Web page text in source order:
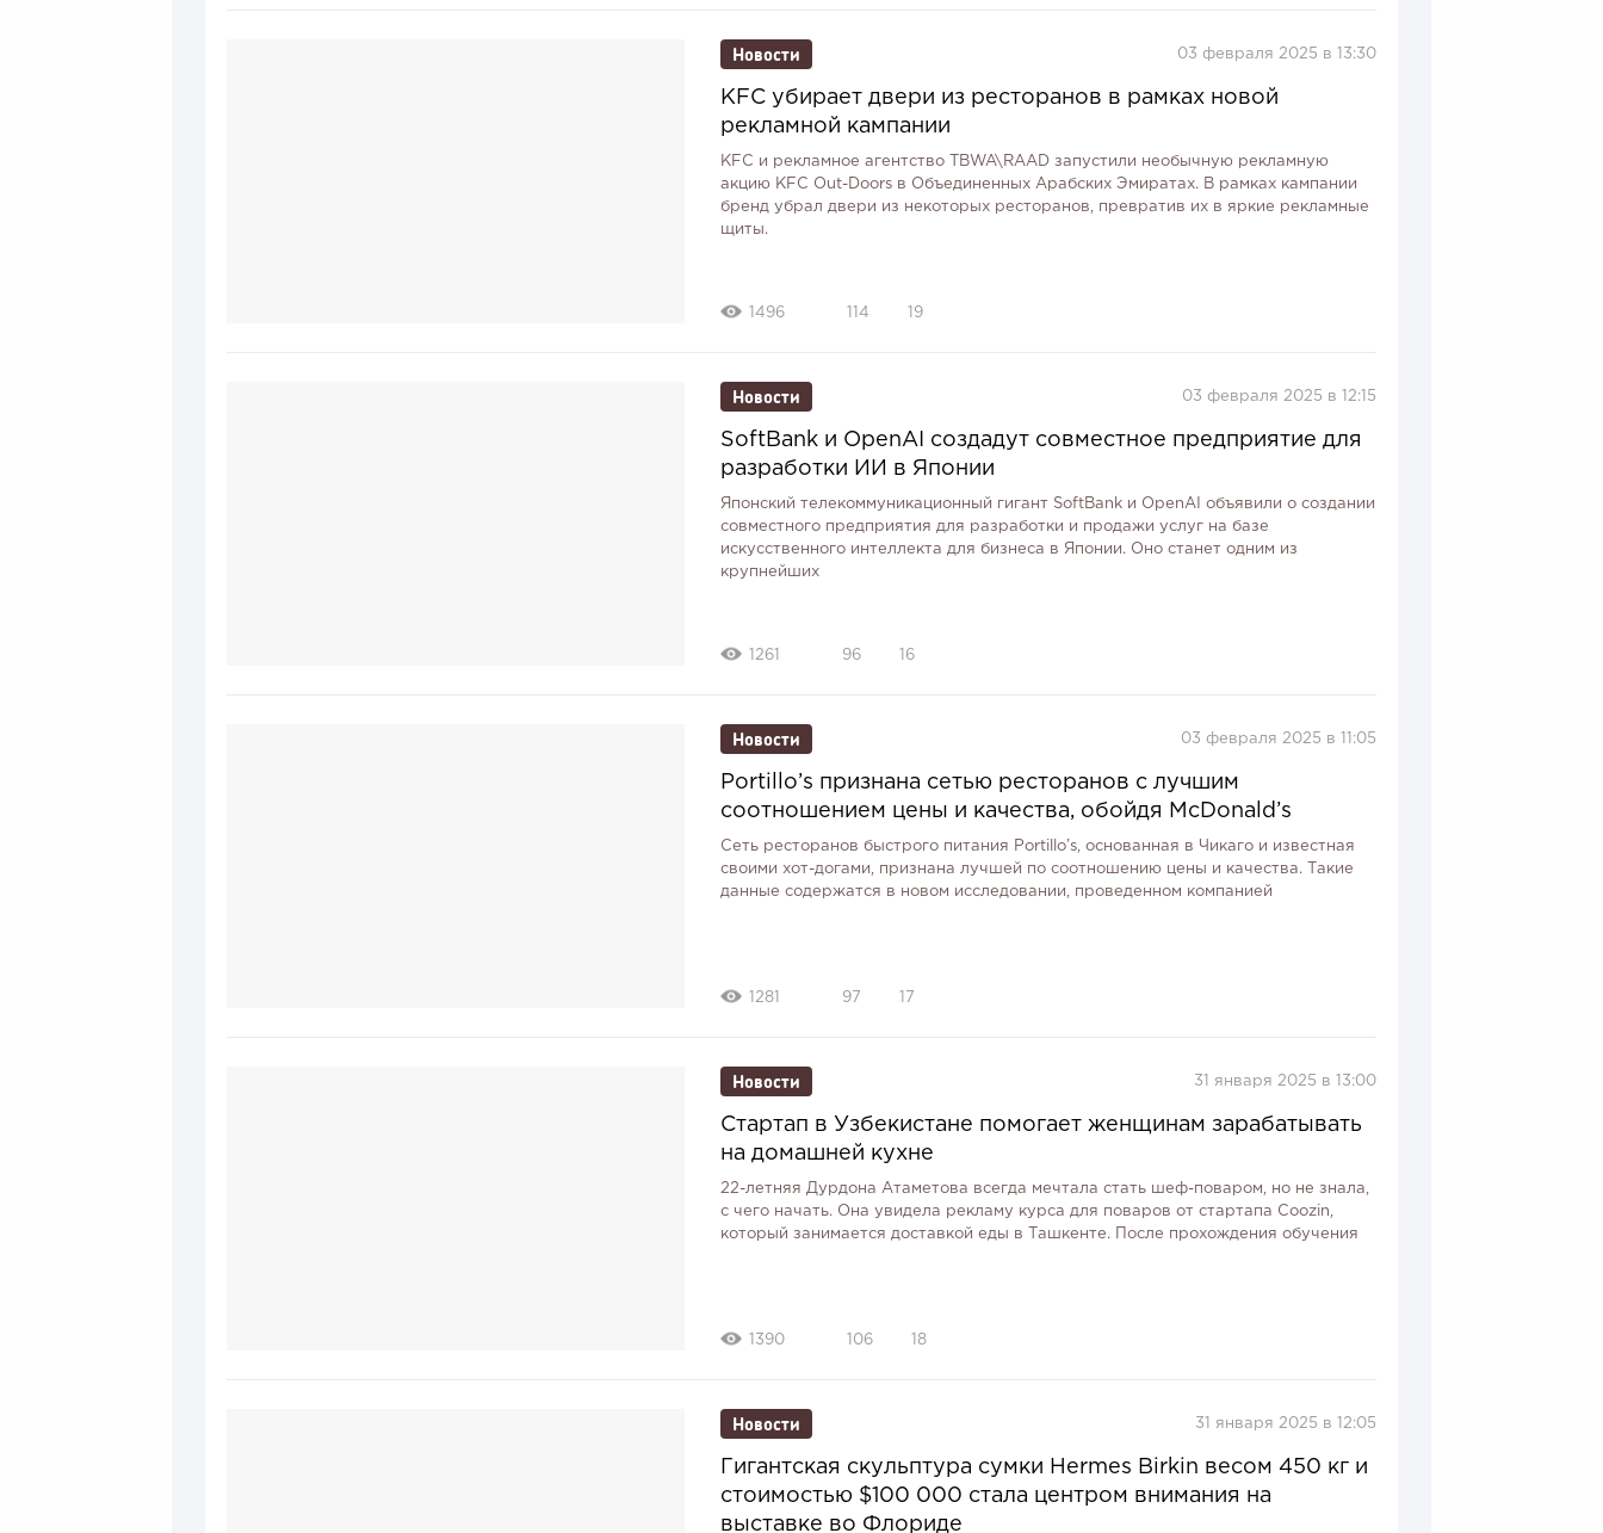
Новости 03 февраля 2025 в 13:30
KFC убирает двери из ресторанов в рамках новой
рекламной кампании
KFC и рекламное агентство TBWA\RAAD запустили необычную рекламную
акцию KFC Out-Doors в Объединенных Арабских Эмиратах. В рамках кампании
бренд убрал двери из некоторых ресторанов, превратив их в яркие рекламные
щиты.
1496 114 19
Новости 03 февраля 2025 в 12:15
SoftBank и OpenAI создадут совместное предприятие для
разработки ИИ в Японии
Японский телекоммуникационный гигант SoftBank и OpenAI объявили о создании
совместного предприятия для разработки и продажи услуг на базе
искусственного интеллекта для бизнеса в Японии. Оно станет одним из
крупнейших
1261 96 16
Новости 03 февраля 2025 в 11:05
Portillo’s признана сетью ресторанов с лучшим
соотношением цены и качества, обойдя McDonald’s
Сеть ресторанов быстрого питания Portillo’s, основанная в Чикаго и известная
своими хот-догами, признана лучшей по соотношению цены и качества. Такие
данные содержатся в новом исследовании, проведенном компанией
1281 97 17
Новости 31 января 2025 в 13:00
Стартап в Узбекистане помогает женщинам зарабатывать
на домашней кухне
22-летняя Дурдона Атаметова всегда мечтала стать шеф-поваром, но не знала,
с чего начать. Она увидела рекламу курса для поваров от стартапа Coozin,
который занимается доставкой еды в Ташкенте. После прохождения обучения
1390 106 18
Новости 31 января 2025 в 12:05
Гигантская скульптура сумки Hermes Birkin весом 450 кг и
стоимостью $100 000 стала центром внимания на
выставке во Флориде